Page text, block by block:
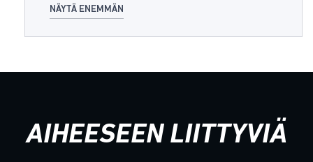
NÄYTÄ ENEMMÄN
AIHEESEEN LIITTYVIÄ